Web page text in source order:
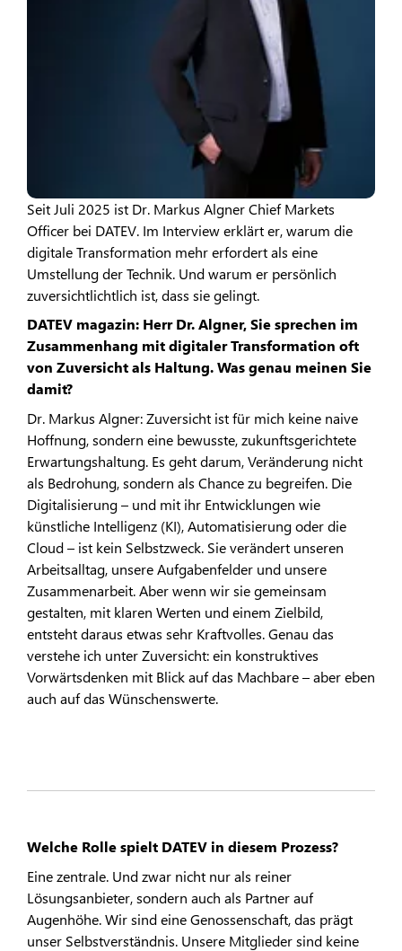
Seit Juli 2025 ist Dr. Markus Algner Chief Markets
Officer bei DATEV. Im Interview erklärt er, warum die
digitale Transformation mehr erfordert als eine
Umstellung der Technik. Und warum er persönlich
zuversichtlichtlich ist, dass sie gelingt.
DATEV magazin: Herr Dr. Algner, Sie sprechen im
Zusammenhang mit digitaler Transformation oft
von Zuversicht als Haltung. Was genau meinen Sie
damit?
Dr. Markus Algner: Zuversicht ist für mich keine naive
Hoffnung, sondern eine bewusste, zukunftsgerichtete
Erwartungshaltung. Es geht darum, Veränderung nicht
als Bedrohung, sondern als Chance zu begreifen. Die
Digitalisierung – und mit ihr Entwicklungen wie
künstliche Intelligenz (KI), Automatisierung oder die
Cloud – ist kein Selbstzweck. Sie verändert unseren
Arbeitsalltag, unsere Aufgabenfelder und unsere
Zusammenarbeit. Aber wenn wir sie gemeinsam
gestalten, mit klaren Werten und einem Zielbild,
entsteht daraus etwas sehr Kraftvolles. Genau das
verstehe ich unter Zuversicht: ein kon­struktives
Vorwärtsdenken mit Blick auf das Machbare – aber eben
auch auf das Wünschenswerte.
Welche Rolle spielt DATEV in diesem Prozess?
Eine zentrale. Und zwar nicht nur als reiner
Lösungsanbieter, sondern auch als Partner auf
Augenhöhe. Wir sind eine Genossenschaft, das prägt
unser Selbstverständnis. Unsere Mitglieder sind keine